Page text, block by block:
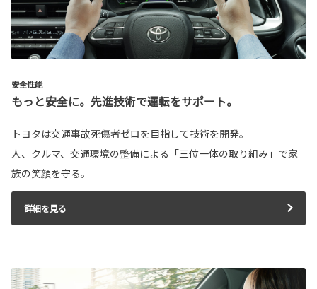
安全性能
もっと安全に。先進技術で運転をサポート。
トヨタは交通事故死傷者ゼロを目指して技術を開発。
人、クルマ、交通環境の整備による「三位一体の取り組み」で家
族の笑顔を守る。
詳細を見る